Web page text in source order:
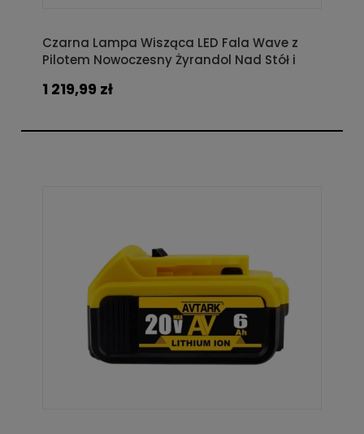
Czarna Lampa Wisząca LED Fala Wave z
Pilotem Nowoczesny Żyrandol Nad Stół i
1 219,99 zł